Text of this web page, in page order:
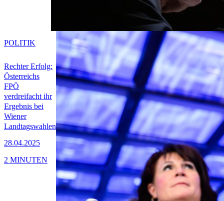
Rechter Erfolg:
Österreichs
FPÖ
verdreifacht ihr
Ergebnis bei
Wiener
Landtagswahlen
28.04.2025
POLITIK
2 MINUTEN